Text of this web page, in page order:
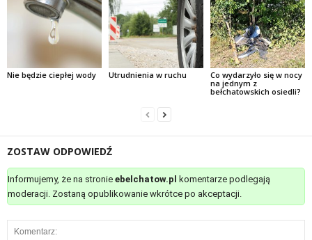
Nie będzie ciepłej wody Utrudnienia w ruchu
Co wydarzyło się w nocy
na jednym z
bełchatowskich osiedli?
ZOSTAW ODPOWIEDŹ
Informujemy, że na stronie ebelchatow.pl
komentarze podlegają
moderacji. Zostaną opublikowanie wkrótce po akceptacji.